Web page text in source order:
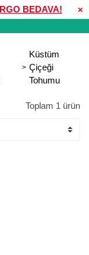
×
BEDAVA!
Küstüm
Çiçeği
Tohumu
Toplam 1 ürün